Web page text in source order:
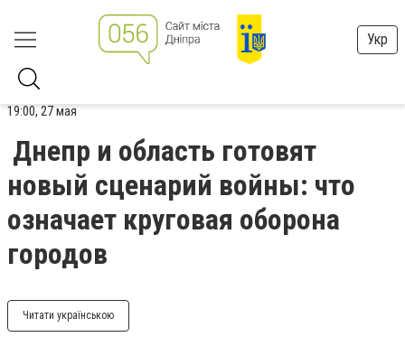
Укр
19:00, 27 мая
Днепр и область готовят
новый сценарий войны: что
означает круговая оборона
городов
Читати українською